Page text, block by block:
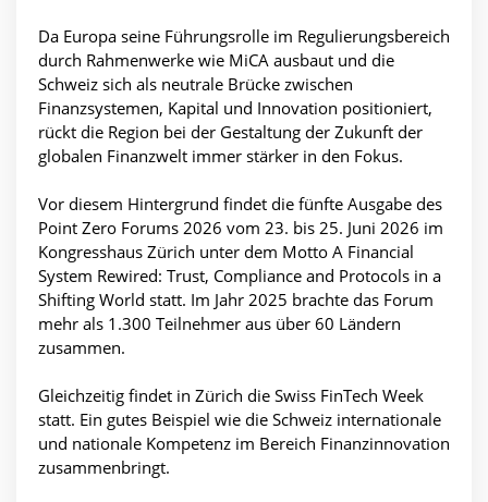
Da Europa seine Führungsrolle im Regulierungsbereich
durch Rahmenwerke wie MiCA ausbaut und die
Schweiz sich als neutrale Brücke zwischen
Finanzsystemen, Kapital und Innovation positioniert,
rückt die Region bei der Gestaltung der Zukunft der
globalen Finanzwelt immer stärker in den Fokus.
Vor diesem Hintergrund findet die fünfte Ausgabe des
Point Zero Forums 2026 vom 23. bis 25. Juni 2026 im
Kongresshaus Zürich unter dem Motto A Financial
System Rewired: Trust, Compliance and Protocols in a
Shifting World statt. Im Jahr 2025 brachte das Forum
mehr als 1.300 Teilnehmer aus über 60 Ländern
zusammen.
Gleichzeitig findet in Zürich die Swiss FinTech Week
statt. Ein gutes Beispiel wie die Schweiz internationale
und nationale Kompetenz im Bereich Finanzinnovation
zusammenbringt.